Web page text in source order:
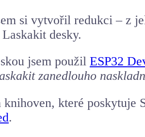
si vytvořil redukci – z
desky.
jsem použil ESP32
zanedlouho
knihoven, které poskytuje
.